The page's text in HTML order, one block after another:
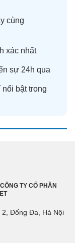
cùng
xác nhất
sự 24h qua
nổi bật trong
TY CỔ PHẦN
2, Đống Đa, Hà Nội